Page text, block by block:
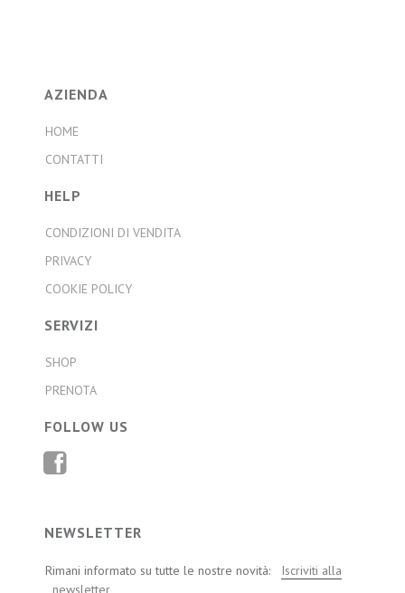
AZIENDA
HOME
CONTATTI
HELP
CONDIZIONI DI VENDITA
PRIVACY
COOKIE POLICY
SERVIZI
SHOP
PRENOTA
FOLLOW US
FACEBOOK
NEWSLETTER
Rimani informato su tutte le nostre novità:
Iscriviti alla
newsletter